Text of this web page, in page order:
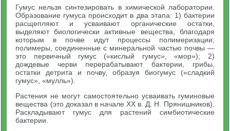
Гумус нельзя синтезировать в химической лаборатории.
Образование гумуса происходит в два этапа: 1) бактерии
расщепляют и усваивают органические остатки,
выделяют биологически активные вещества, благодаря
которым в почве идут процессы полимеризации;
полимеры, соединенные с минеральной частью почвы —
это первичный гумус («кислый гумус», «мор»); 2)
дождевые черви перерабатывают бактерии, грибы,
остатки детрита и почву, образуя биогумус («сладкий
гумус», «мулль»).
Растения не могут самостоятельно усваивать гуминовые
вещества (это доказал в начале XX в. Д. Н. Прянишников).
Раскладывают гумус для растений симбиотические
бактерии.